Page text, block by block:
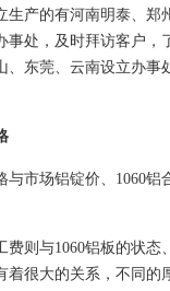
生产的有河南明泰、郑
事处，及时拜访客户，
、东莞、云南设立办事
市场铝锭价、1060铝
则与1060铝板的状态、
着很大的关系，不同的